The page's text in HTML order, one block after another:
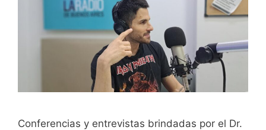
Conferencias y entrevistas brindadas por el Dr.